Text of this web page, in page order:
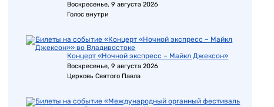
Воскресенье, 9 августа 2026
Голос внутри
Концерт «Ночной экспресс – Майкл Джексон»
Воскресенье, 9 августа 2026
Церковь Святого Павла